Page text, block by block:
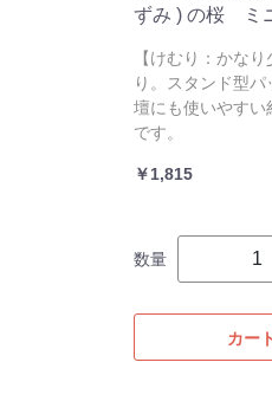
ずみ ) の桜 ミ
【けむり：かな
り。スタンド型
壇にも使いやすい
です。
￥1,815
数量
カー